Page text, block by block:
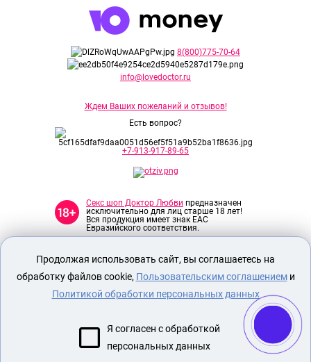
8(800)775-70-64
info@lovedoctor.ru
Ждем Ваших пожеланий и отзывов!
Есть вопрос?
+7-913-917-89-65
Секс шоп Доктор Любви предназначен
исключительно для лиц старше 18 лет!
Вся продукция имеет знак EAC
Евразийского соответствия.
О МАГАЗИНЕ
ОПЛАТА И ДОСТАВКА
СЕКС ИГРУШКИ
НАСАДКА ДЛЯ УВЕЛИЧЕНИЯ ЧЛЕНА
Продолжая использовать сайт, вы соглашаетесь на
обработку файлов cookie, Пользовательским соглашениеми
Политикой обработки персональных данных
Я согласен с обработкой
персональных данных